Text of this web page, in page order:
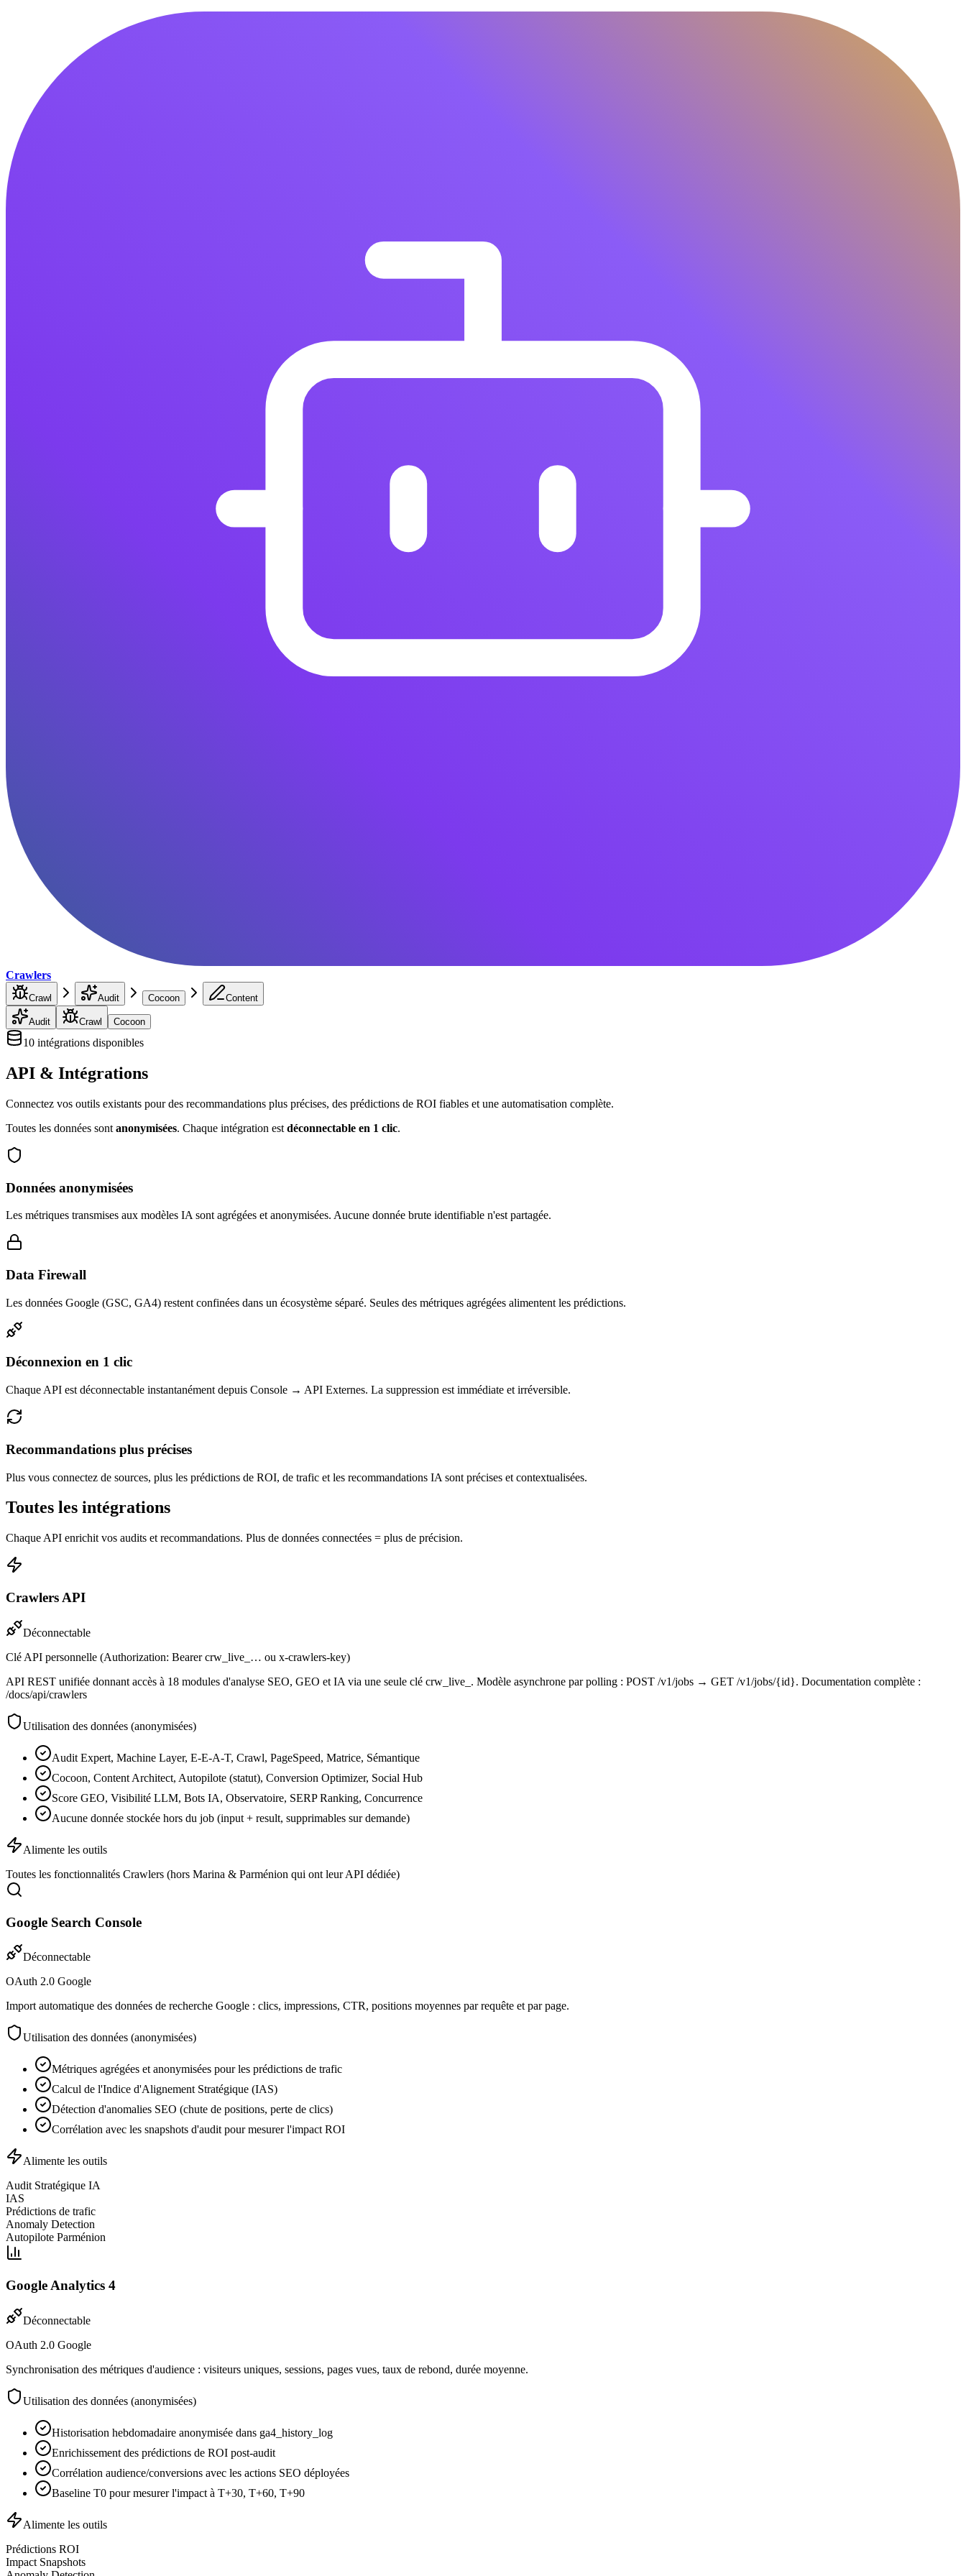
Crawlers
Crawl Audit Cocoon Content
Audit Crawl Cocoon
10 intégrations disponibles
API & Intégrations
Connectez vos outils existants pour des recommandations plus précises, des prédictions de ROI fiables et une automatisation complète.
Toutes les données sont anonymisées. Chaque intégration est déconnectable en 1 clic.
Données anonymisées
Les métriques transmises aux modèles IA sont agrégées et anonymisées. Aucune donnée brute identifiable n'est partagée.
Data Firewall
Les données Google (GSC, GA4) restent confinées dans un écosystème séparé. Seules des métriques agrégées alimentent les prédictions.
Déconnexion en 1 clic
Chaque API est déconnectable instantanément depuis Console → API Externes. La suppression est immédiate et irréversible.
Recommandations plus précises
Plus vous connectez de sources, plus les prédictions de ROI, de trafic et les recommandations IA sont précises et contextualisées.
Toutes les intégrations
Chaque API enrichit vos audits et recommandations. Plus de données connectées = plus de précision.
Crawlers API
Déconnectable
Clé API personnelle (Authorization: Bearer crw_live_… ou x-crawlers-key)
API REST unifiée donnant accès à 18 modules d'analyse SEO, GEO et IA via une seule clé crw_live_. Modèle asynchrone par polling : POST /v1/jobs → GET /v1/jobs/{id}. Documentation complète :
/docs/api/crawlers
Utilisation des données (anonymisées)
Audit Expert, Machine Layer, E-E-A-T, Crawl, PageSpeed, Matrice, Sémantique
Cocoon, Content Architect, Autopilote (statut), Conversion Optimizer, Social Hub
Score GEO, Visibilité LLM, Bots IA, Observatoire, SERP Ranking, Concurrence
Aucune donnée stockée hors du job (input + result, supprimables sur demande)
Alimente les outils
Toutes les fonctionnalités Crawlers (hors Marina & Parménion qui ont leur API dédiée)
Google Search Console
Déconnectable
OAuth 2.0 Google
Import automatique des données de recherche Google : clics, impressions, CTR, positions moyennes par requête et par page.
Utilisation des données (anonymisées)
Métriques agrégées et anonymisées pour les prédictions de trafic
Calcul de l'Indice d'Alignement Stratégique (IAS)
Détection d'anomalies SEO (chute de positions, perte de clics)
Corrélation avec les snapshots d'audit pour mesurer l'impact ROI
Alimente les outils
Audit Stratégique IA
IAS
Prédictions de trafic
Anomaly Detection
Autopilote Parménion
Google Analytics 4
Déconnectable
OAuth 2.0 Google
Synchronisation des métriques d'audience : visiteurs uniques, sessions, pages vues, taux de rebond, durée moyenne.
Utilisation des données (anonymisées)
Historisation hebdomadaire anonymisée dans ga4_history_log
Enrichissement des prédictions de ROI post-audit
Corrélation audience/conversions avec les actions SEO déployées
Baseline T0 pour mesurer l'impact à T+30, T+60, T+90
Alimente les outils
Prédictions ROI
Impact Snapshots